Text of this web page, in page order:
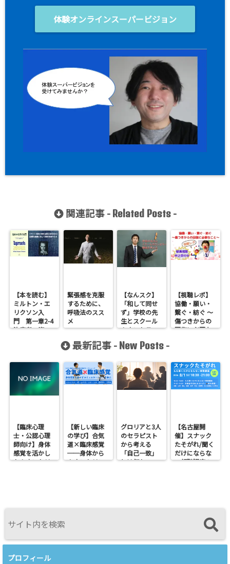
体験オンラインスーパービジョン
関連記事 - Related Posts-
【本を読む】
ミルトン・エ
リクソン入
門 第一章2-4
治療者の姿
緊張感を克服
するために、
呼吸法のスス
メ
【なんスク】
「和して同せ
ず」学校の先
生とスクール
カウンセラー
える その１
【視聴レポ】
協働・願い・
繋ぐ・紡ぐ 〜
傷つきからの
回復に必要な
最新記事 - New Posts -
【臨床心理
士・公認心理
師向け】身体
感覚を活かし
たカウンセリ
【新しい臨床
の学び】合気
道×臨床感覚
──身体から
カウンセリン
グロリアと3人
のセラピスト
から考える
「自己一致」
とは何か──
【名古屋開
催】スナック
たそがれ/聞く
だけにならな
い傾聴講座
プロフィール